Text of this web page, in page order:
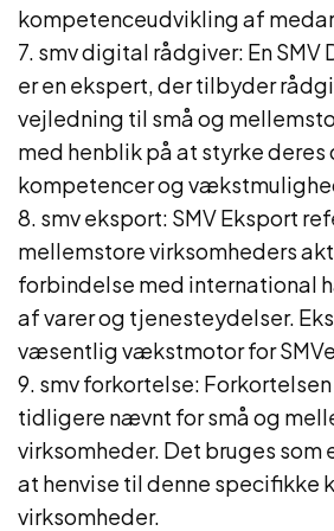
kompetenceudvikling af
7. smv digital rådgiver: En
er en ekspert, der tilbyder
vejledning til små og
med henblik på at styrke
kompetencer og
8. smv eksport: SMV Eksport
mellemstore virksomheders
forbindelse med international
af varer og tjenesteydelser.
væsentlig vækstmotor for
9. smv forkortelse: Forkortelsen
tidligere nævnt for små og
virksomheder. Det bruges som
at henvise til denne specifikke
virksomheder.